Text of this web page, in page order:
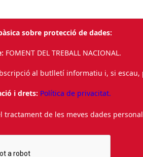
sobre protecció de dades:
FOMENT DEL TREBALL NACIONAL.
al butlletí informatiu i, si escau,
i drets: Política de privacitat.
tractament de les meves dades